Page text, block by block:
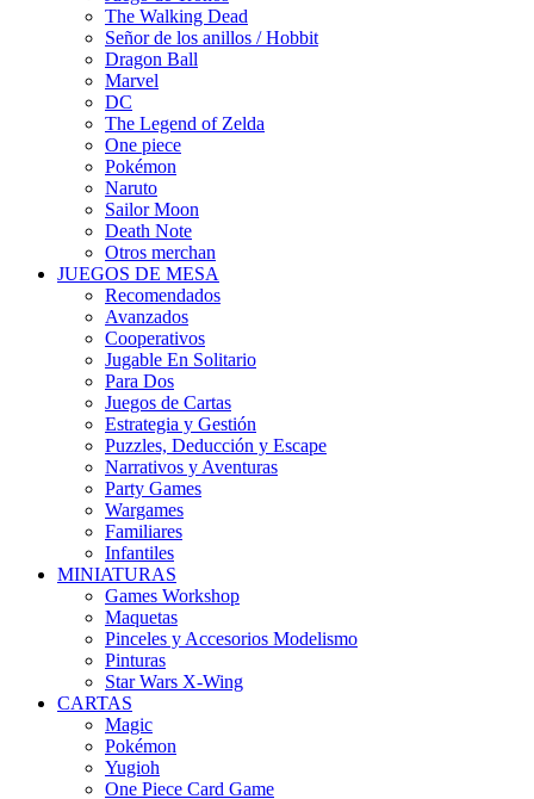
The Walking Dead
Señor de los anillos / Hobbit
Dragon Ball
Marvel
DC
The Legend of Zelda
One piece
Pokémon
Naruto
Sailor Moon
Death Note
Otros merchan
JUEGOS DE MESA
Recomendados
Avanzados
Cooperativos
Jugable En Solitario
Para Dos
Juegos de Cartas
Estrategia y Gestión
Puzzles, Deducción y Escape
Narrativos y Aventuras
Party Games
Wargames
Familiares
Infantiles
MINIATURAS
Games Workshop
Maquetas
Pinceles y Accesorios Modelismo
Pinturas
Star Wars X-Wing
CARTAS
Magic
Pokémon
Yugioh
One Piece Card Game